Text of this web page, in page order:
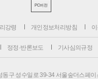
PC버전
강령 개인정보처리방침
정정·반론보도 기사심의규정
동구 성수일로 39-34 서울숲더스페이